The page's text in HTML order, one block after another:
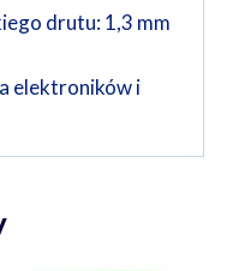
drutu: 1,3 mm
elektroników i